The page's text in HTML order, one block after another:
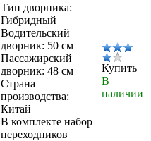
Тип дворника:
Гибридный
Водительский
дворник: 50 см
Пассажирский
дворник: 48 см
Страна
производства:
Китай
В комплекте набор
переходников
Купить
В
наличии